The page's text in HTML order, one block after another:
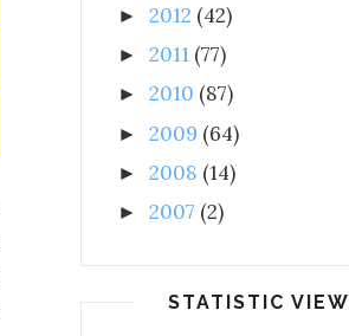
► 2012 (42)
► 2011 (77)
► 2010 (87)
► 2009 (64)
► 2008 (14)
► 2007 (2)
STATISTIC VIEW